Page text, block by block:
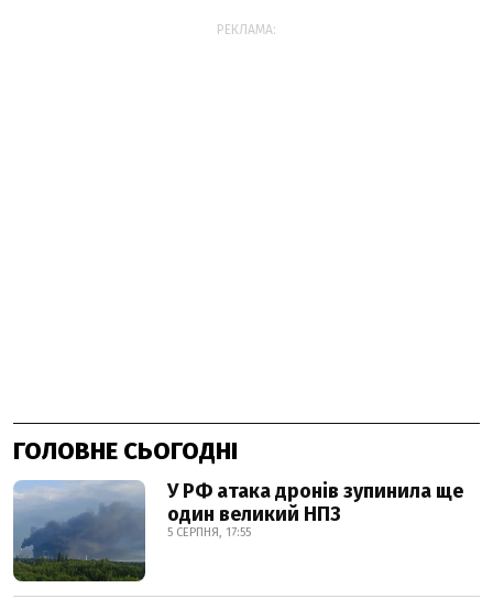
РЕКЛАМА:
ГОЛОВНЕ СЬОГОДНІ
У РФ атака дронів зупинила ще
один великий НПЗ
5 СЕРПНЯ, 17:55